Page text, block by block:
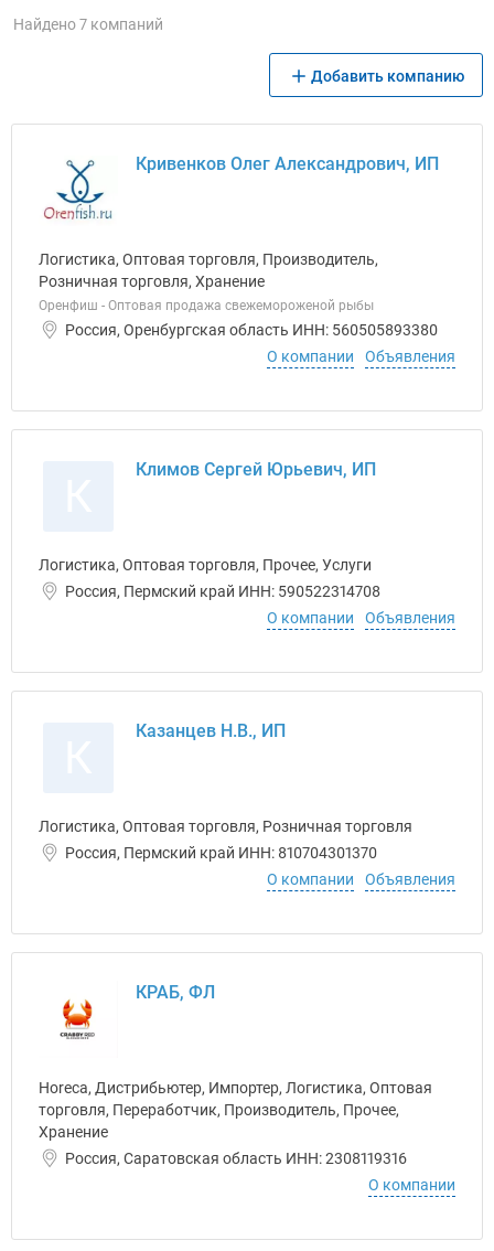
Найдено 7 компаний
Добавить компанию
Кривенков Олег Александрович, ИП
Логистика, Оптовая торговля, Производитель,
Розничная торговля, Хранение
Оренфиш - Оптовая продажа свежемороженой рыбы
Россия, Оренбургская область ИНН: 560505893380
О компании
Объявления
Климов Сергей Юрьевич, ИП
Логистика, Оптовая торговля, Прочее, Услуги
Россия, Пермский край ИНН: 590522314708
О компании
Объявления
Казанцев Н.В., ИП
Логистика, Оптовая торговля, Розничная торговля
Россия, Пермский край ИНН: 810704301370
О компании
Объявления
КРАБ, ФЛ
Horeca, Дистрибьютер, Импортер, Логистика, Оптовая
торговля, Переработчик, Производитель, Прочее,
Хранение
Россия, Саратовская область ИНН: 2308119316
О компании